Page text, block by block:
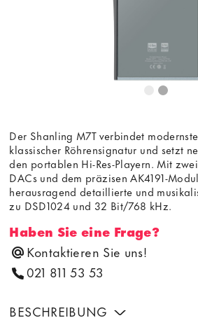
Der Shanling M7T verbindet
klassischer Röhrensignatur und setzt
den portablen Hi-Res-Playern. Mit
DACs und dem präzisen AK4191-
herausragend detaillierte und
zu DSD1024 und 32 Bit/768 kHz.
Haben Sie eine Frage?
Kontaktieren Sie uns!
021 811 53 53
BESCHREIBUNG